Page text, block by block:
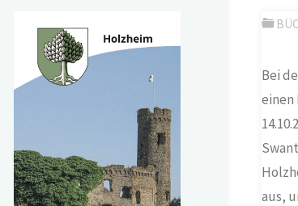
Bei
einen
aus,